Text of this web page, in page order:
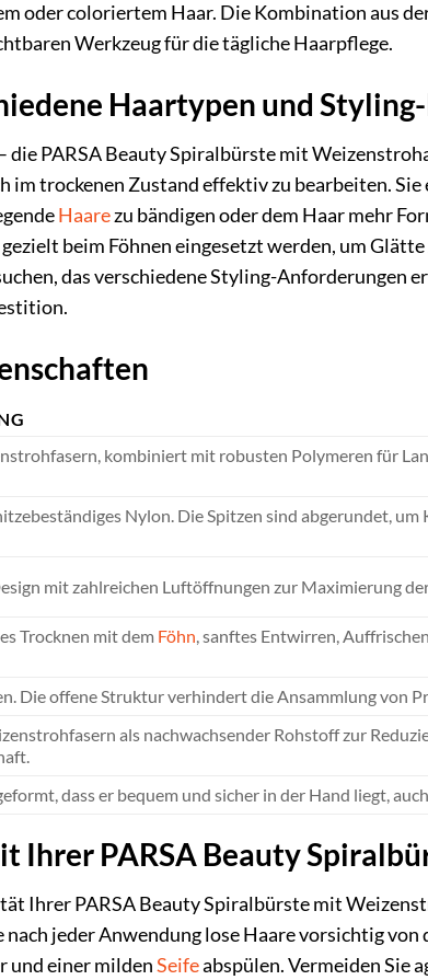
oder coloriertem Haar. Die Kombination aus
Werkzeug für die tägliche Haarpflege.
Haartypen und
die PARSA Beauty Spiralbürste mit
im trockenen Zustand effektiv zu bearbeiten.
Haarezu bändigen oder dem Haar mehr
beim Föhnen eingesetzt werden, um
das verschiedene Styling-
kombiniert mit robusten Polymeren für
Nylon. Die Spitzen sind abgerundet,
mit zahlreichen Luftöffnungen zur Maximierung
Trocknen mit dem Föhn, sanftes Entwirren,
Die offene Struktur verhindert die Ansammlung von
als nachwachsender Rohstoff zur
dass er bequem und sicher in der Hand liegt,
Ihrer PARSA Beauty
Ihrer PARSA Beauty Spiralbürste mit
jeder Anwendung lose Haare vorsichtig
und einer mildenSeifeabspülen. Vermeiden Sie